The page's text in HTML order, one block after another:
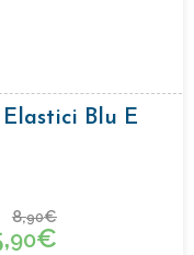
Blu E
8,90€
90€